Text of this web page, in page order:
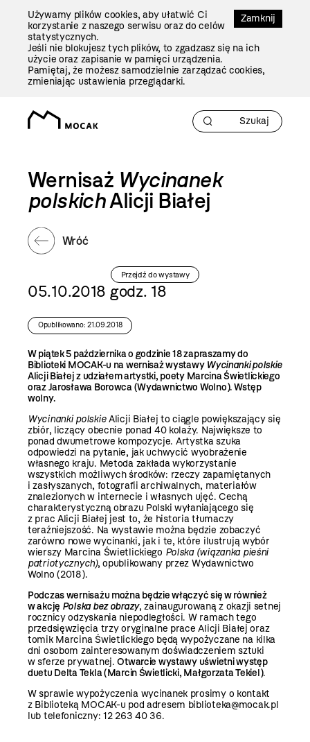
Zamknij
Używamy plików cookies, aby ułatwić Ci
korzystanie z naszego serwisu oraz do celów
statystycznych.
Jeśli nie blokujesz tych plików, to zgadzasz się na ich
użycie oraz zapisanie w pamięci urządzenia.
Pamiętaj, że możesz samodzielnie zarządzać cookies,
zmieniając ustawienia przeglądarki.
Wernisaż Wycinanek
polskichAlicji Białej
Wróć
Przejdź do wystawy
05.10.2018 godz. 18
Opublikowano: 21.09.2018
W piątek 5 października o godzinie 18 zapraszamy do
Biblioteki MOCAK-u na wernisaż wystawy Wycinanki polskie
Alicji Białej z udziałem artystki, poety Marcina Świetlickiego
oraz Jarosława Borowca (Wydawnictwo Wolno). Wstęp
wolny.
Wycinanki polskieAlicji Białej to ciągle powiększający się
zbiór, liczący obecnie ponad 40 kolaży. Największe to
ponad dwumetrowe kompozycje. Artystka szuka
odpowiedzi na pytanie, jak uchwycić wyobrażenie
własnego kraju. Metoda zakłada wykorzystanie
wszystkich możliwych środków: rzeczy zapamiętanych
i zasłyszanych, fotografii archiwalnych, materiałów
znalezionych w internecie i własnych ujęć. Cechą
charakterystyczną obrazu Polski wyłaniającego się
z prac Alicji Białej jest to, że historia tłumaczy
teraźniejszość. Na wystawie można będzie zobaczyć
zarówno nowe wycinanki, jak i te, które ilustrują wybór
wierszy Marcina Świetlickiego Polska (wiązanka pieśni
patriotycznych), opublikowany przez Wydawnictwo
Wolno (2018).
Podczas wernisażu można będzie włączyć się w również
w akcję Polska bez obrazy, zainaugurowaną z okazji setnej
rocznicy odzyskania niepodległości. W ramach tego
przedsięwzięcia trzy oryginalne prace Alicji Białej oraz
tomik Marcina Świetlickiego będą wypożyczane na kilka
dni osobom zainteresowanym doświadczeniem sztuki
w sferze prywatnej.Otwarcie wystawy uświetni występ
duetu Delta Tekla (Marcin Świetlicki, Małgorzata Tekiel).
W sprawie wypożyczenia wycinanek prosimy o kontakt
z Biblioteką MOCAK-u pod adresem biblioteka@mocak.pl
lub telefoniczny: 12 263 40 36.